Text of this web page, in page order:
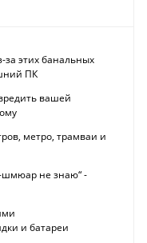
за этих банальных
ПК
вашей
метро, трамваи и
шмюар не знаю“ -
и батареи